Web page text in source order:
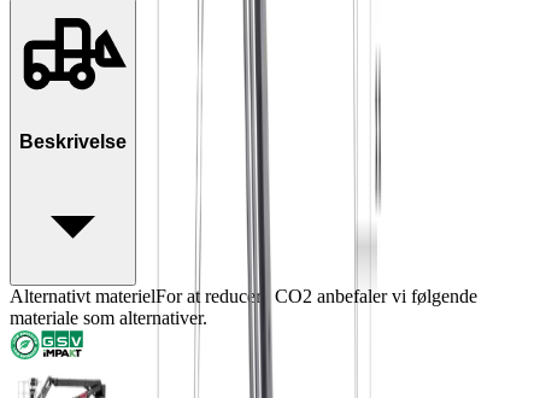
Beskrivelse
Alternativt materielFor at reducere CO2 anbefaler vi følgende
materiale som alternativer.